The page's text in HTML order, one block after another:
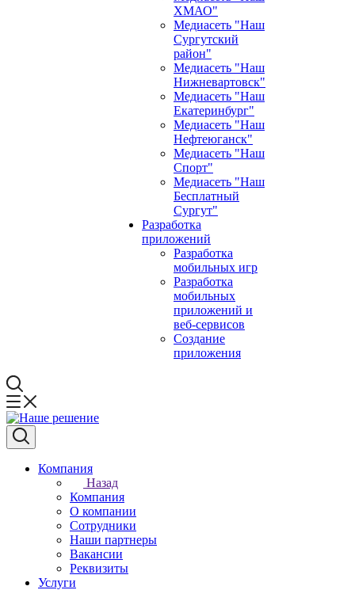
ХМАО"
Медиасеть "Наш
Сургутский
район"
Медиасеть "Наш
Нижневартовск"
Медиасеть "Наш
Екатеринбург"
Медиасеть "Наш
Нефтеюганск"
Медиасеть "Наш
Спорт"
Медиасеть "Наш
Бесплатный
Сургут"
Разработка
приложений
Разработка
мобильных игр
Разработка
мобильных
приложений и
веб-сервисов
Создание
приложения
Компания
Назад
Компания
О компании
Сотрудники
Наши партнеры
Вакансии
Реквизиты
Услуги